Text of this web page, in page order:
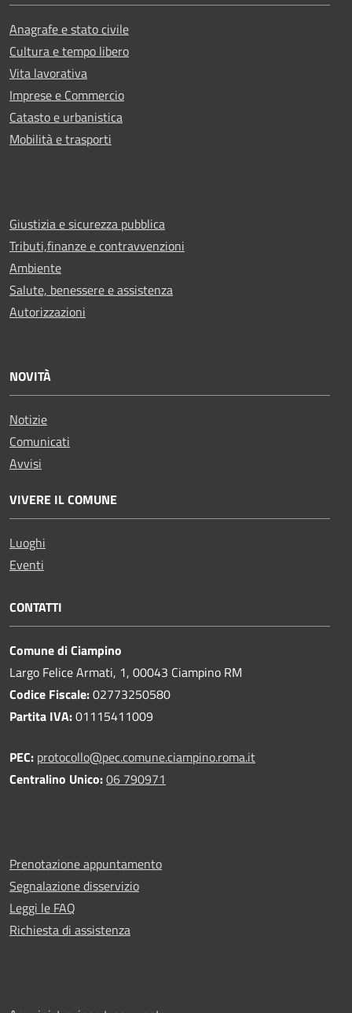
Anagrafe e stato civile
Cultura e tempo libero
Vita lavorativa
Imprese e Commercio
Catasto e urbanistica
Mobilità e trasporti
Giustizia e sicurezza pubblica
Tributi,finanze e contravvenzioni
Ambiente
Salute, benessere e assistenza
Autorizzazioni
NOVITÀ
Notizie
Comunicati
Avvisi
VIVERE IL COMUNE
Luoghi
Eventi
CONTATTI
Comune di Ciampino
Largo Felice Armati, 1, 00043 Ciampino RM
Codice Fiscale:02773250580
Partita IVA:01115411009
PEC: protocollo@pec.comune.ciampino.roma.it
Centralino Unico:06 790971
Prenotazione appuntamento
Segnalazione disservizio
Leggi le FAQ
Richiesta di assistenza